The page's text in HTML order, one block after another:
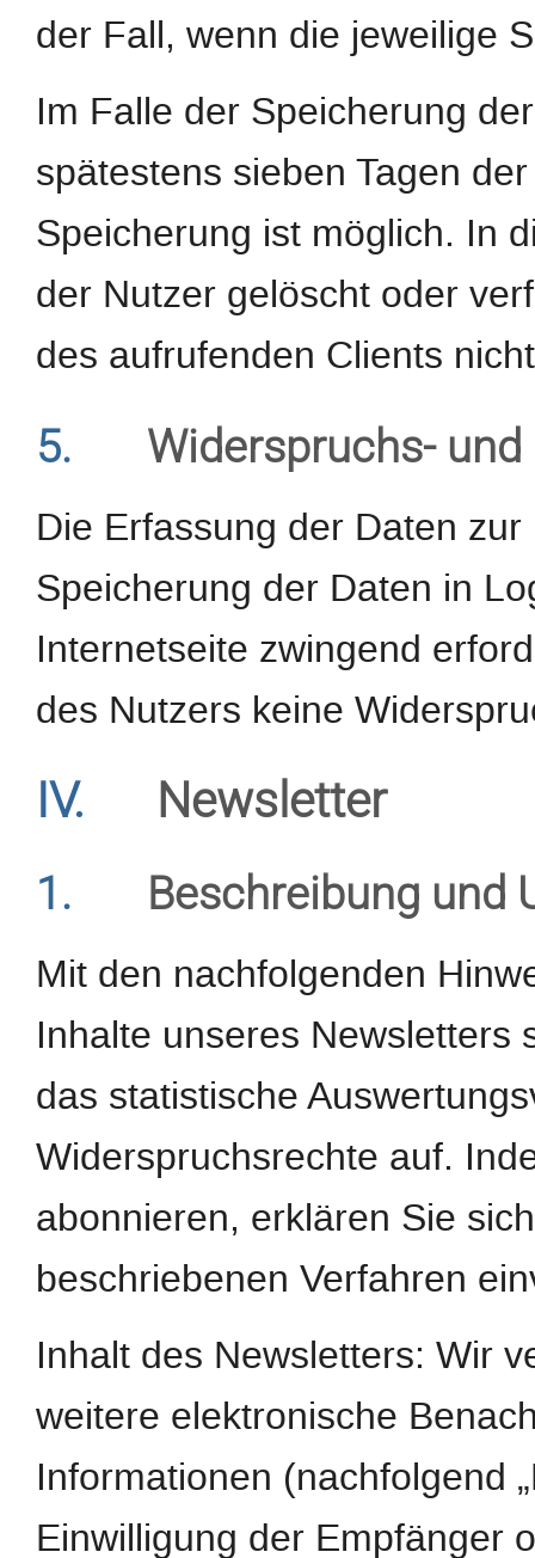
der Fall, wenn die jeweilige
Im Falle der Speicherung
spätestens sieben Tagen
Speicherung ist möglich. In
der Nutzer gelöscht oder
des aufrufenden Clients
5. Widerspruchs-
Die Erfassung der Daten
Speicherung der Daten in
Internetseite zwingend
des Nutzers keine
IV. Newsletter
1. Beschreibung und
Mit den nachfolgenden
Inhalte unseres Newsletters
das statistische
Widerspruchsrechte auf.
abonnieren, erklären Sie
beschriebenen Verfahren
Inhalt des Newsletters: Wir
weitere elektronische
Informationen (nachfolgend
Einwilligung der Empfänger